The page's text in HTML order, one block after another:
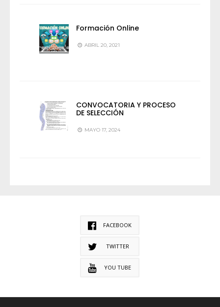
Formación Online
ABRIL 20, 2021
CONVOCATORIA Y PROCESO
DE SELECCIÓN
MAYO 17, 2024
FACEBOOK
TWITTER
YOU TUBE